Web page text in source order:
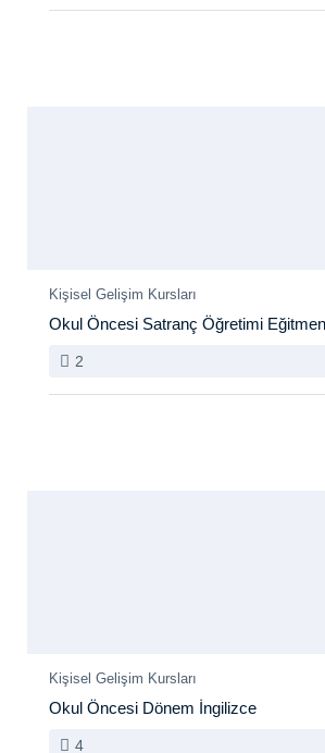
Kişisel Gelişim Kursları
Okul Öncesi Satranç Öğretimi
2
Kişisel Gelişim Kursları
Okul Öncesi Dönem İngilizce
4